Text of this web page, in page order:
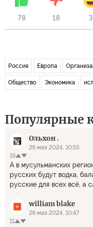
78 18 3
Россия Европа
Общество Экономика
Популярные
Ольхон .
26 мая 2024, 10:55
19
А в мусульманских
русских будут водка,
русские для всех всё, а
william blake
26 мая 2024, 10:47
11